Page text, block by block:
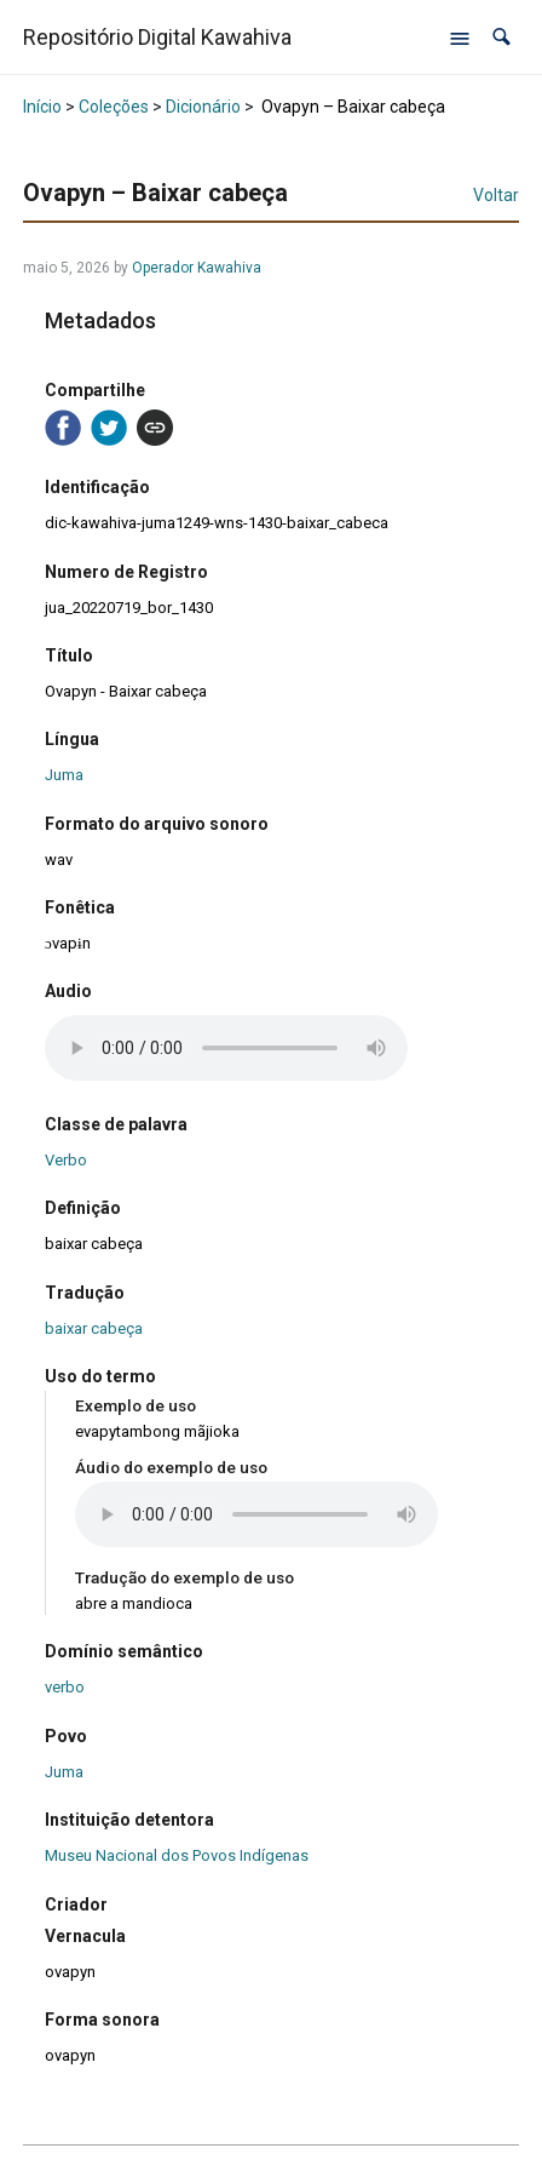
Repositório Digital Kawahiva
Início > Coleções > Dicionário > Ovapyn – Baixar cabeça
Ovapyn – Baixar cabeça Voltar
maio 5, 2026 by Operador Kawahiva
Metadados
Compartilhe
Identificação
dic-kawahiva-juma1249-wns-1430-baixar_cabeca
Numero de Registro
jua_20220719_bor_1430
Título
Ovapyn - Baixar cabeça
Língua
Juma
Formato do arquivo sonoro
wav
Fonêtica
ɔvapɨn
Audio
Classe de palavra
Verbo
Definição
baixar cabeça
Tradução
baixar cabeça
Uso do termo
Exemplo de uso
evapytambong mãjioka
Áudio do exemplo de uso
Tradução do exemplo de uso
abre a mandioca
Domínio semântico
verbo
Povo
Juma
Instituição detentora
Museu Nacional dos Povos Indígenas
Criador
Vernacula
ovapyn
Forma sonora
ovapyn